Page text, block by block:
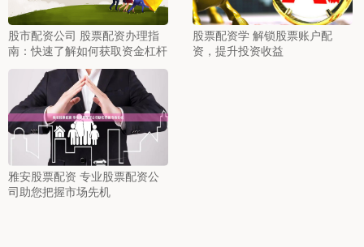
股市配资公司 股票配资办理指
南：快速了解如何获取资金杠杆
股票配资学 解锁股票账户配
资，提升投资收益
雅安股票配资 专业股票配资公
司助您把握市场先机